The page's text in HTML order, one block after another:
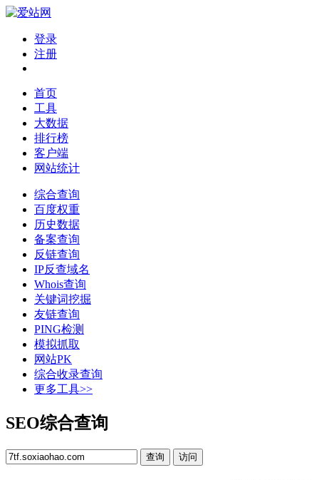
登录
注册
首页
工具
大数据
排行榜
客户端
网站统计
综合查询
百度权重
历史数据
备案查询
反链查询
IP反查域名
Whois查询
关键词挖掘
友链查询
PING检测
模拟抓取
网站PK
综合收录查询
更多工具>>
SEO综合查询